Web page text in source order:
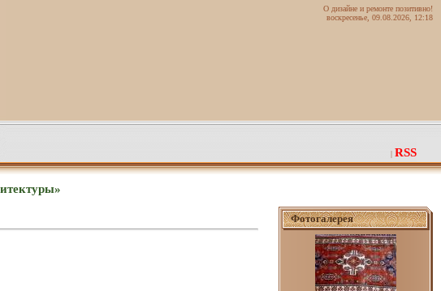
О дизайне и ремонте позитивно!
воскресенье, 09.08.2026, 12:18
| RSS
Фотогалерея